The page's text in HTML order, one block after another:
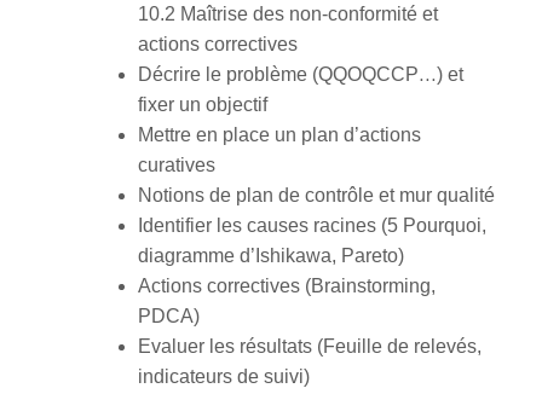
10.2 Maîtrise des non-conformité et
actions correctives
Décrire le problème (QQOQCCP…) et
fixer un objectif
Mettre en place un plan d’actions
curatives
Notions de plan de contrôle et mur qualité
Identifier les causes racines (5 Pourquoi,
diagramme d’Ishikawa, Pareto)
Actions correctives (Brainstorming,
PDCA)
Evaluer les résultats (Feuille de relevés,
indicateurs de suivi)